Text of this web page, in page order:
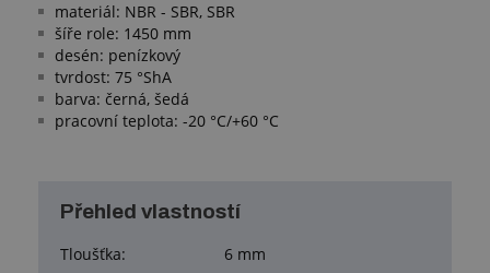
materiál: NBR - SBR, SBR
šíře role: 1450 mm
desén: penízkový
tvrdost: 75 °ShA
barva: černá, šedá
pracovní teplota: -20 °C/+60 °C
Přehled vlastností
Tloušťka:
6 mm